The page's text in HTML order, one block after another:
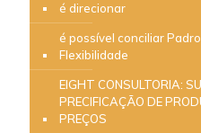
é direcionar
é possível conciliar
Flexibilidade
EIGHT CONSULTORIA:
PRECIFICAÇÃO DE
PREÇOS